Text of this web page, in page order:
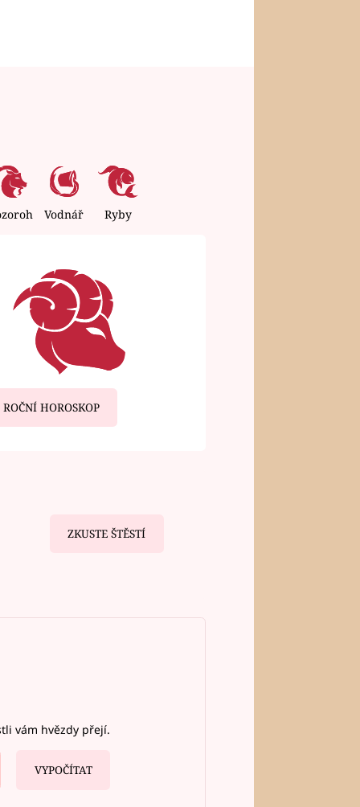
Vodnář Ryby
ROČNÍ HOROSKOP
ZKUSTE ŠTĚSTÍ
vám hvězdy přejí.
VYPOČÍTAT